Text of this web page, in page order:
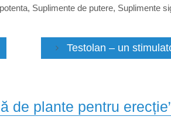
, Suplimente de putere, Suplimente
Testolan – un
de plante pentru